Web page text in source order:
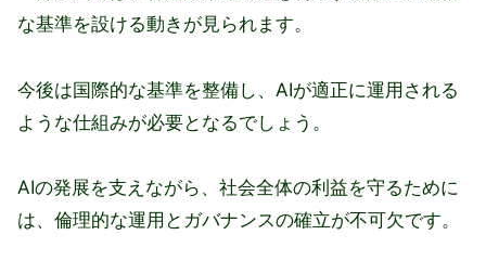
な基準を設ける動きが見られます。
今後は国際的な基準を整備し、AIが適正に運用される
ような仕組みが必要となるでしょう。
AIの発展を支えながら、社会全体の利益を守るために
は、倫理的な運用とガバナンスの確立が不可欠です。